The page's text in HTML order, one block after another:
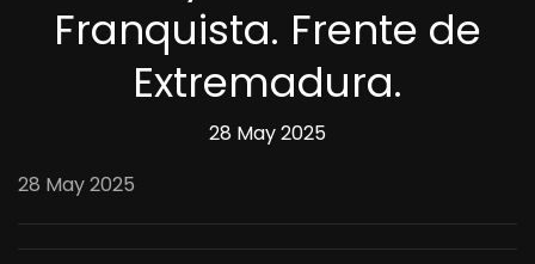
Franquista. Frente de
Extremadura.
28 May 2025
28 May 2025